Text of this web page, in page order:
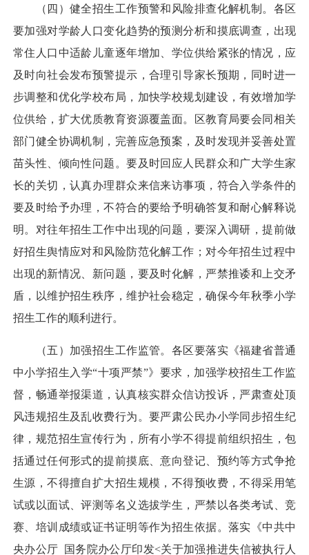
（四）健全招生工作预警和风险排查化解机制。各区
要加强对学龄人口变化趋势的预测分析和摸底调查，出现
常住人口中适龄儿童逐年增加、学位供给紧张的情况，应
及时向社会发布预警提示，合理引导家长预期，同时进一
步调整和优化学校布局，加快学校规划建设，有效增加学
位供给，扩大优质教育资源覆盖面。区教育局要会同相关
部门健全协调机制，完善应急预案，及时发现并妥善处置
苗头性、倾向性问题。要及时回应人民群众和广大学生家
长的关切，认真办理群众来信来访事项，符合入学条件的
要及时给予办理，不符合的要给予明确答复和耐心解释说
明。对往年招生工作中出现的问题，要深入调研，提前做
好招生舆情应对和风险防范化解工作；对今年招生过程中
出现的新情况、新问题，要及时化解，严禁推诿和上交矛
盾，以维护招生秩序，维护社会稳定，确保今年秋季小学
招生工作的顺利进行。
（五）加强招生工作监管。各区要落实《福建省普通
中小学招生入学“十项严禁”》要求，加强学校招生工作监
督，畅通举报渠道，认真核实群众信访投诉，严肃查处顶
风违规招生及乱收费行为。要严肃公民办小学同步招生纪
律，规范招生宣传行为，所有小学不得提前组织招生，包
括通过任何形式的提前摸底、意向登记、预约等方式争抢
生源，不得擅自扩大招生规模，不得预收费，不得采用笔
试或以面试、评测等名义选拔学生，严禁以各类考试、竞
赛、培训成绩或证书证明等作为招生依据。落实《中共中
央办公厅 国务院办公厅印发<关于加强推进失信被执行人